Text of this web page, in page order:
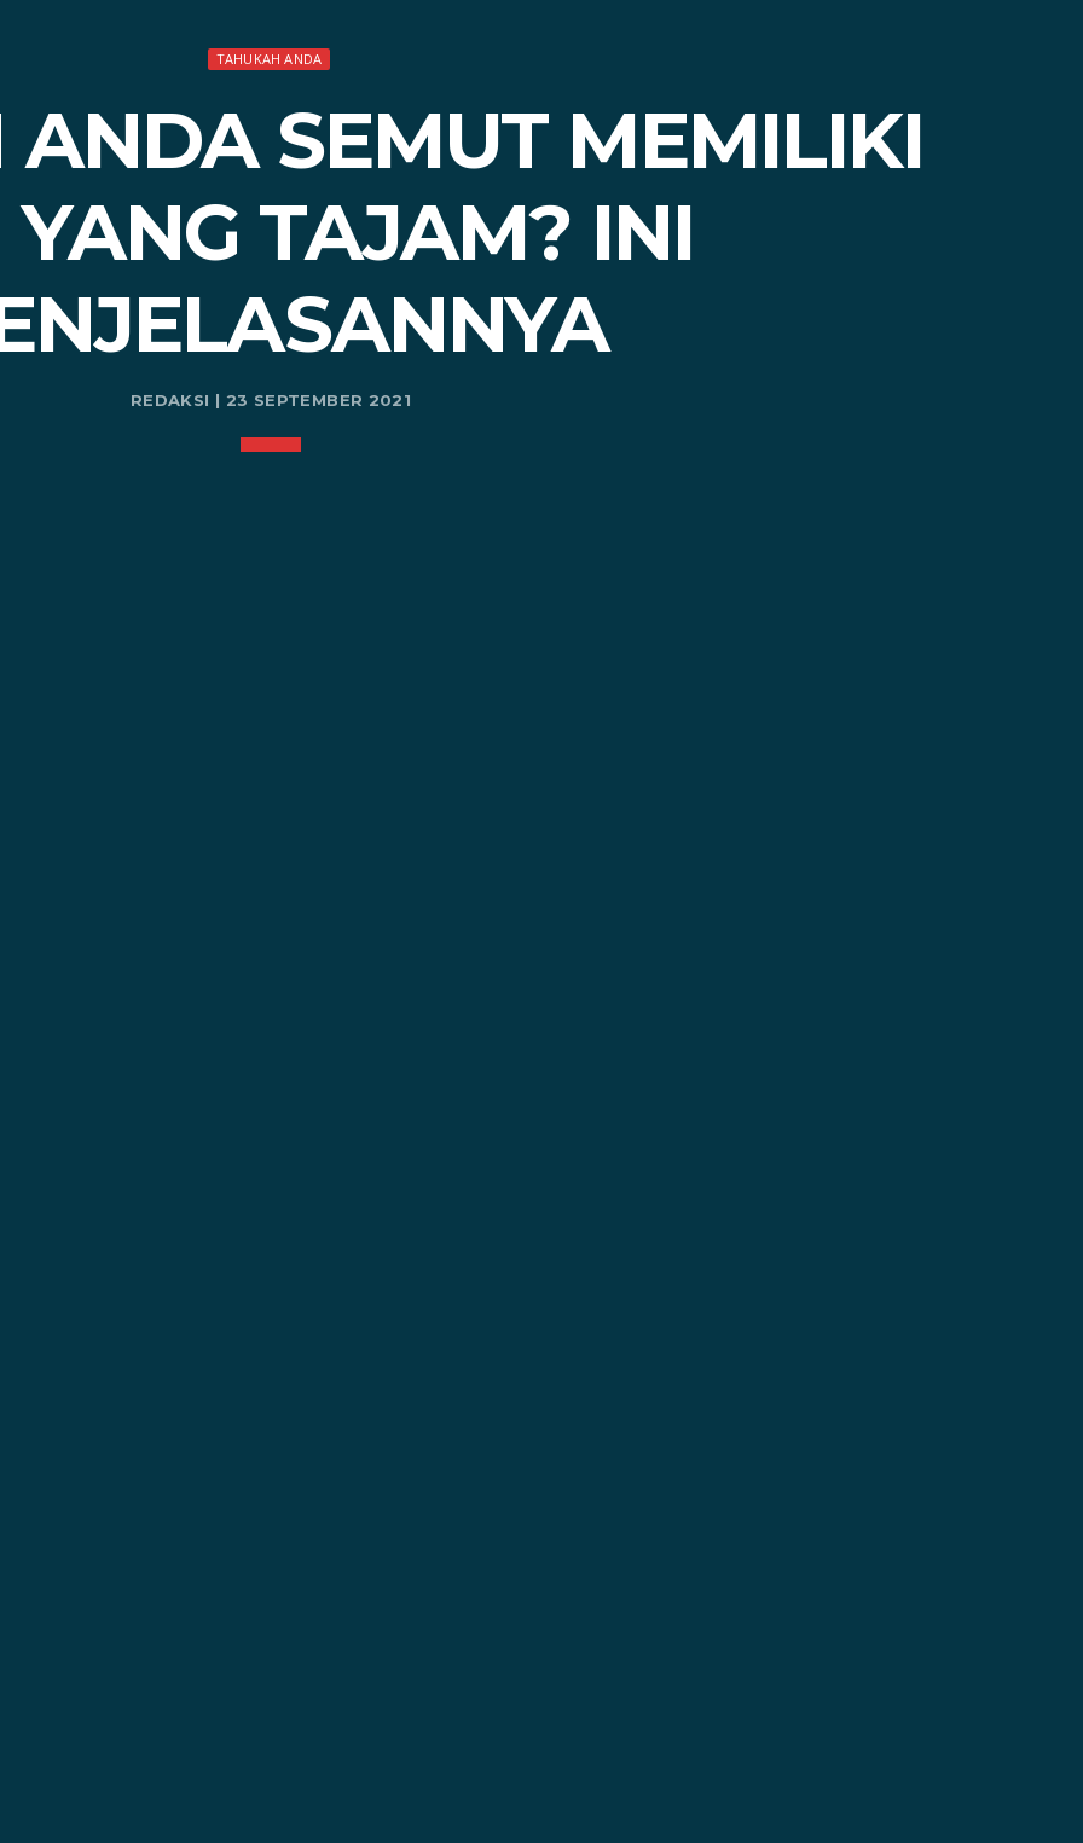
TAHUKAH ANDA
SEMUT MEMILIKI
YANG TAJAM? INI
REDAKSI | 23 SEPTEMBER 2021